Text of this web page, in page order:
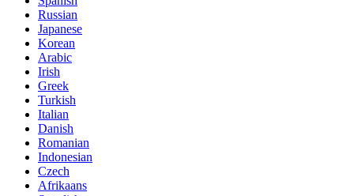
Russian
Japanese
Korean
Arabic
Irish
Greek
Turkish
Italian
Danish
Romanian
Indonesian
Czech
Afrikaans